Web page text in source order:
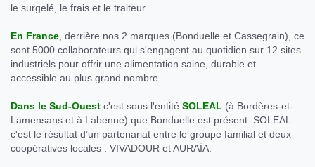
le surgelé, le frais et le traiteur.
En France , derrière nos 2 marques (Bonduelle et Cassegrain), ce
sont 5000 collaborateurs qui s'engagent au quotidien sur 12 sites
industriels pour offrir une alimentation saine, durable et
accessible au plus grand nombre.
Dans le Sud-Ouest c'est sous l'entité SOLEAL (à Bordères-et-
Lamensans et à Labenne) que Bonduelle est présent. SOLEAL
c'est le résultat d’un partenariat entre le groupe familial et deux
coopératives locales : VIVADOUR et AURAÏA.